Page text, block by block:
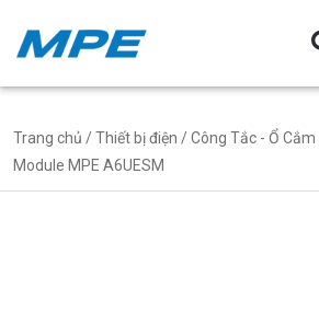
Trang chủ /Thiết bị điện /Công Tắc - Ổ Cắm
Module MPE A6UESM